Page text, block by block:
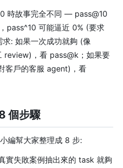
時故事完全不同 — pass@10
pass^10 可能逼近 0% (要求
: 如果一次成功就夠 (像
，看 pass@k；如果要
客戶的客服 agent)，看
個步驟
編幫大家整理成 8 步:
實失敗案例抽出來的 task 就夠